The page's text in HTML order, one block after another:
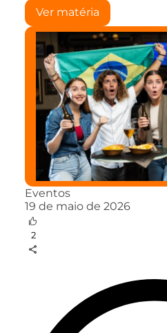
Ver matéria
Eventos
19 de maio de 2026
2